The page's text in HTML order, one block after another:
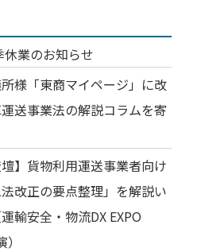
業のお知らせ
様「東商マイページ」に改
送事業法の解説コラムを寄
壇】貨物利用運送事業者向け
法改正の要点整理」を解説い
輸安全・物流DX EXPO